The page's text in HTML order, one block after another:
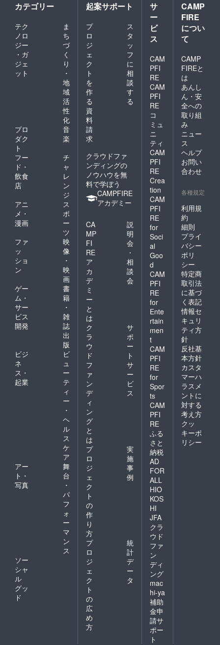
カテゴリー
テク
ノロ
ジー
・ガ
ジェ
ット
ま
ち
づ
く
り
・
地
域
活
性
化
プロ
ダク
ト
音
楽
フー
ド・
飲食
店
チ
ャ
レ
ン
ジ
アニ
メ・
漫画
ス
ポ
ー
ツ
ファ
ッ
ショ
ン
映
像
・
映
画
ゲー
ム・
サー
ビス
開発
書
籍
・
雑
誌
出
版
ビジ
ネ
ス・
起業
ビ
ュ
ー
テ
ィ
ー
・
ヘ
ル
ス
ケ
ア
アー
ト・
写真
舞
台
・
パ
フ
ォ
ー
マ
ン
ス
ソー
シャ
ル
グッ
ド
起案サポート
プ
ロ
ジ
ェ
ク
ト
を
作
る
ス
タ
ッ
フ
に
相
談
す
る
資
料
請
求
クラウドファ
ンディングの
ノウハウを無
料で学ぼう
CAMPFIRE
アカデミー
CA
MP
FI
RE
ア
カ
デ
ミ
ー
と
は
説
明
会
・
相
談
会
ク
ラ
ウ
ド
フ
ァ
ン
デ
ィ
ン
グ
と
は
サ
ポ
ー
ト
サ
ー
ビ
ス
プ
ロ
ジ
ェ
ク
ト
の
作
り
方
実
施
事
例
プ
ロ
ジ
ェ
ク
ト
の
広
め
方
統
計
デ
ー
タ
サ
ー
ビ
ス
CAM
PFI
RE
CAM
PFI
RE
コ
ミュ
ニ
ティ
CAM
PFI
RE
Crea
tion
CAM
PFI
RE
for
Soci
al
Goo
d
CAM
PFI
RE
for
Ente
rtain
men
t
CAM
PFI
RE
for
Spor
ts
CAM
PFI
RE
ふる
さと
納税
AD
FOR
ALL
HIO
KOS
HI
JFA
クラ
ウド
ファ
ン
ディ
ング
mac
hi-ya
補助
金申
請サ
ポー
ト
CAMP
FIRE
につい
て
CAMP
FIREと
は
あんし
ん・安
全への
取り組
み
ニュー
ス
ヘルプ
お問い
合わせ
各種規定
利用規
約
細則
プライ
バシー
ポリ
シー
特定商
取引法
に基づ
く表記
情報セ
キュリ
ティ方
針
反社基
本方針
カスタ
マーハ
ラスメ
ントに
対する
考え方
クッ
キーポ
リシー